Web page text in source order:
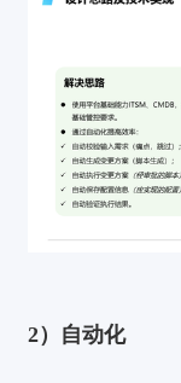
2）自动化